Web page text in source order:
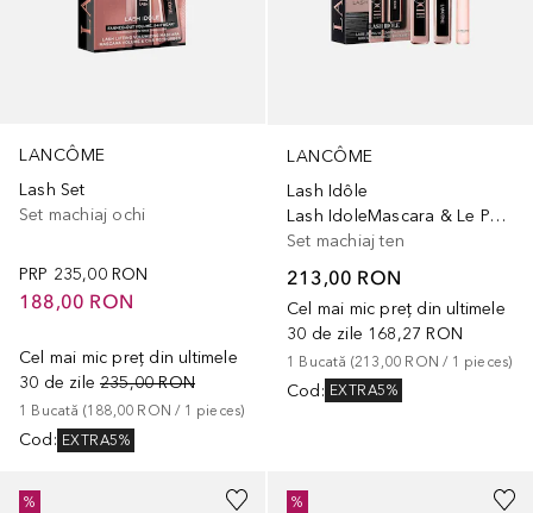
LANCÔME
Lash Set
Set machiaj ochi
PRP 235,00 RON
188,00 RON
Cel mai mic preț din ultimele
30 de zile 235,00 RON
1 Bucată (188,00 RON / 1 pieces)
Cod : EXTRA5%
LANCÔME
Lash Idôle
Lash IdoleMascara & Le Parfum Gift Set
Set machiaj ten
213,00 RON
Cel mai mic preț din ultimele
30 de zile 168,27 RON
1 Bucată (213,00 RON / 1 pieces)
Cod : EXTRA5%
% %